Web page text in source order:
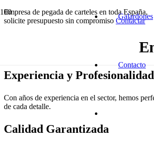
Galardones
Contacto
Empresa de pegada de carteles en toda España,
solicite presupuesto sin compromiso Contactar
Experiencia y Profesionalidad
Con años de experiencia en el sector, hemos
de cada detalle.
Calidad Garantizada